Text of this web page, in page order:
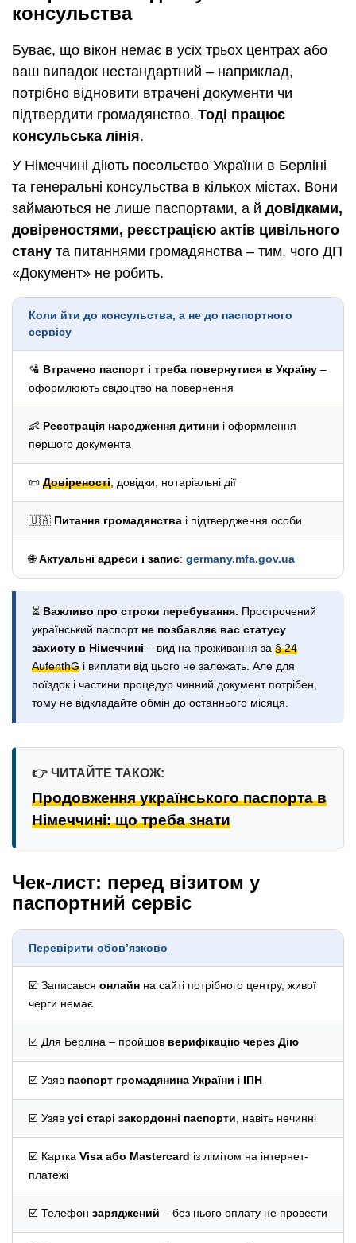
консульства
Буває, що вікон немає в усіх трьох центрах або
ваш випадок нестандартний – наприклад,
потрібно відновити втрачені документи чи
підтвердити громадянство. Тоді працює
консульська лінія.
У Німеччині діють посольство України в Берліні
та генеральні консульства в кількох містах. Вони
займаються не лише паспортами, а й довідками,
довіреностями, реєстрацією актів цивільного
стану та питаннями громадянства – тим, чого ДП
«Документ» не робить.
Коли йти до консульства, а не до паспортного
сервісу
🛂 Втрачено паспорт і треба повернутися в Україну –
оформлюють свідоцтво на повернення
👶 Реєстрація народження дитини і оформлення
першого документа
📜 Довіреності , довідки, нотаріальні дії
🇺🇦 Питання громадянства і підтвердження особи
🌐Актуальні адреси і запис: germany.mfa.gov.ua
⏳ Важливо про строки перебування. Прострочений
український паспорт не позбавляє вас статусу
захисту в Німеччині – вид на проживання за § 24
AufenthG і виплати від цього не залежать. Але для
поїздок і частини процедур чинний документ потрібен,
тому не відкладайте обмін до останнього місяця.
👉 ЧИТАЙТЕ ТАКОЖ:
Продовження українського паспорта в
Німеччині: що треба знати
Чек-лист: перед візитом у
паспортний сервіс
Перевірити обов’язково
☑️ Записався онлайн на сайті потрібного центру, живої
черги немає
☑️ Для Берліна – пройшов верифікацію через Дію
☑️ Узяв паспорт громадянина України і ІПН
☑️ Узяв усі старі закордонні паспорти , навіть нечинні
☑️ Картка Visa або Mastercard із лімітом на інтернет-
платежі
☑️ Телефон заряджений – без нього оплату не провести